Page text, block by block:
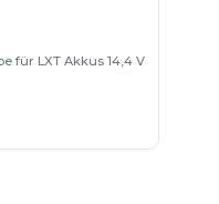
für LXT Akkus 14,4 V